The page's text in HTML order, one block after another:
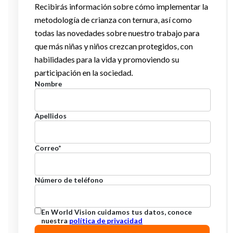
Recibirás información sobre cómo implementar la
metodología de crianza con ternura, así como
todas las novedades sobre nuestro trabajo para
que más niñas y niños crezcan protegidos, con
habilidades para la vida y promoviendo su
participación en la sociedad.
Nombre
Apellidos
Correo*
Número de teléfono
En World Vision cuidamos tus datos, conoce
nuestra política de privacidad